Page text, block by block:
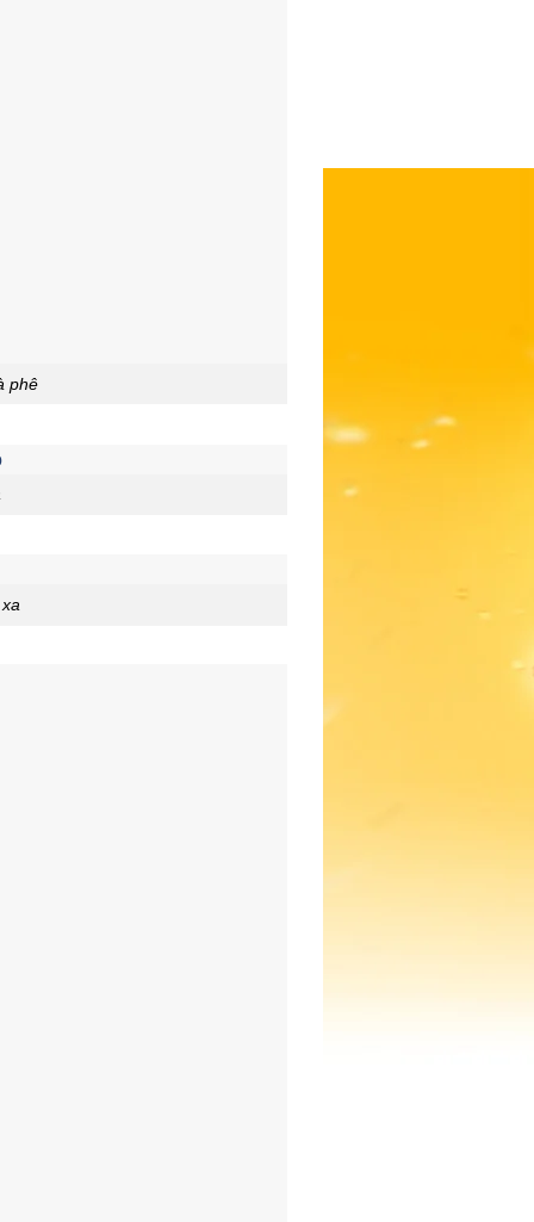
phê